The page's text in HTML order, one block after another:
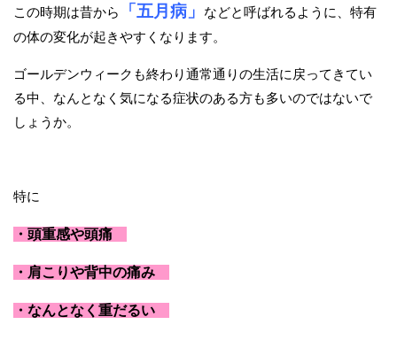
この時期は昔から 「五月病」
などと呼ばれるように、特有
の体の変化が起きやすくなります。
ゴールデンウィークも終わり通常通りの生活に戻ってきてい
る中、なんとなく気になる症状のある方も多いのではないで
しょうか。
特に
・頭重感や頭痛
・肩こりや背中の痛み
・なんとなく重だるい